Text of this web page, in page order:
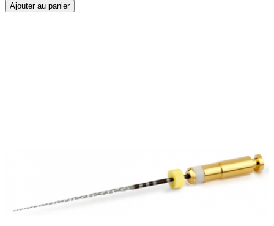
Ajouter au panier